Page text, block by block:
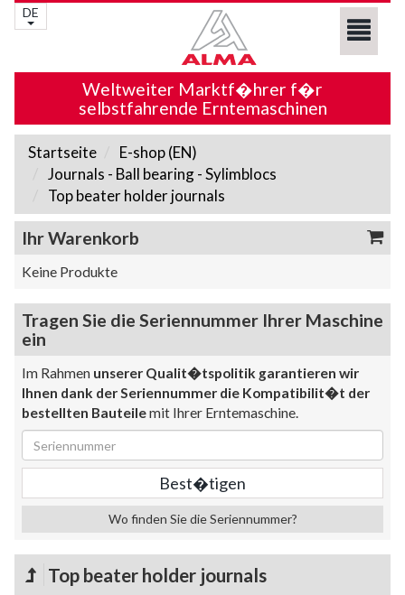
DE
Weltweiter Marktf�hrer f�r
selbstfahrende Erntemaschinen
Startseite
E-shop (EN)
Journals - Ball bearing - Sylimblocs
Top beater holder journals
Ihr Warenkorb
Keine Produkte
Tragen Sie die Seriennummer Ihrer Maschine
ein
Im Rahmen unserer Qualit�tspolitik garantieren wir
Ihnen dank der Seriennummer die Kompatibilit�t der
bestellten Bauteilemit Ihrer Erntemaschine.
Wo finden Sie die Seriennummer?
Top beater holder journals